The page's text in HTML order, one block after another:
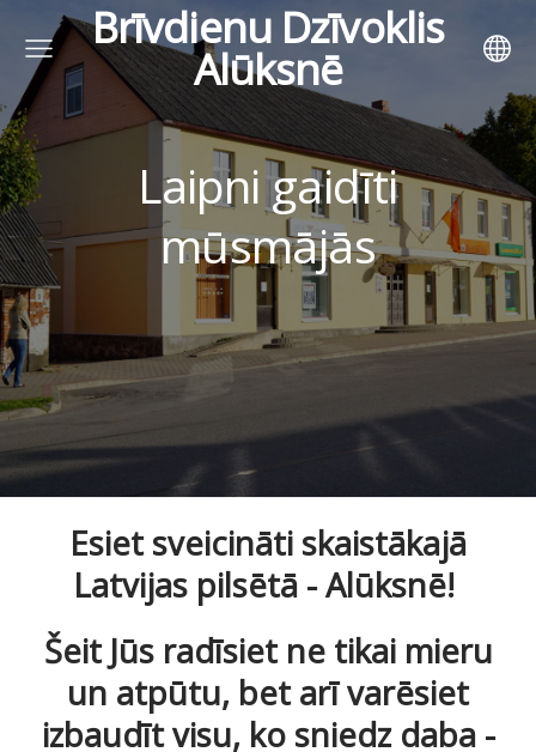
Brīvdienu Dzīvoklis
Alūksnē
Laipni gaidīti
mūsmājās
Esiet sveicināti skaistākajā
Latvijas pilsētā - Alūksnē!
Šeit Jūsradīsiet ne tikai mieru
un atpūtu, bet arī varēsiet
izbaudīt visu, ko sniedz daba -